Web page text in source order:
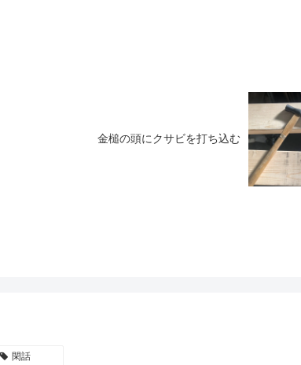
金槌の頭にクサビを打ち込む
閑話